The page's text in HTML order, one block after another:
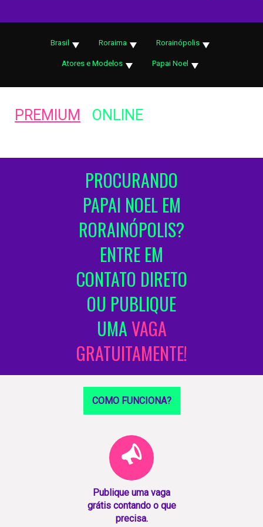
Brasil Roraima Rorainópolis
Atores e Modelos Papai Noel
PREMIUM ONLINE
PROCURANDO
PAPAI NOEL EM
RORAINÓPOLIS?
ENTRE EM
CONTATO DIRETO
OU PUBLIQUE
UMAVAGA
GRATUITAMENTE!
COMO FUNCIONA?
Publique uma vaga
grátis contando o que
precisa.